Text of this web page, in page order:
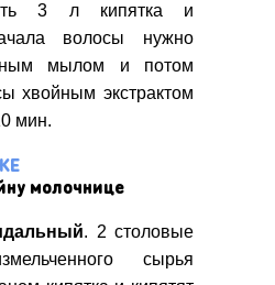
3 л кипятка и
волосы нужно
мылом и потом
хвойным экстрактом
мин.
молочнице
. 2 столовые
сырья